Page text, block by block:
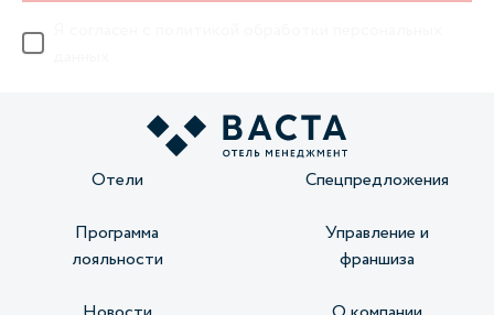
Отели Спецпредложения
Программа
лояльности
Управление и
франшиза